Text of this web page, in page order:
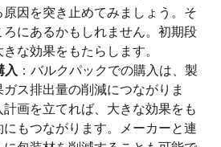
因を突き止めてみましょう。そ
にあるかもしれません。初期段
な効果をもたらします。
入 ：バルクパックでの購入は、製
ス排出量の削減につながりま
画を立てれば、大きな効果をも
もつながります。メーカーと連